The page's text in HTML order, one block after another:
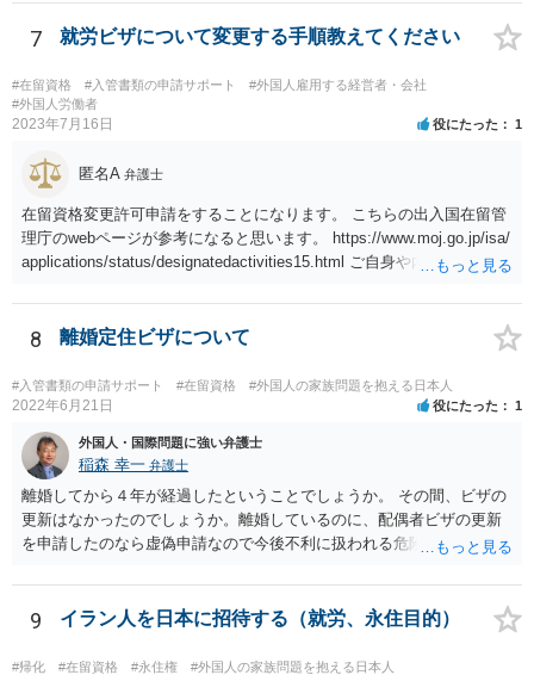
き、契約書の作成・チェックを多く行った経験があります。
7 就労ビザについて変更する手順教えてください
#在留資格 #入管書類の申請サポート
#外国人雇用する経営者・会社
#外国人労働者
2023年7月16日 役にたった 1
匿名A 弁護士
在留資格変更許可申請をすることになります。 こちらの出入国在留管
理庁のwebページが参考になると思います。 https://www.moj.go.jp/isa/
applications/status/designatedactivities15.html ご自身や内定先企業で
いる弁護士や行政書士に相談されるのが良いです。
8 離婚定住ビザについて
#入管書類の申請サポート #在留資格 #外国人の家族問題を抱える日本人
2022年6月21日 役にたった 1
外国人・国際問題に強い弁護士
稲森 幸一 弁護士
離婚してから４年が経過したということでしょうか。 その間、ビザの
更新はなかったのでしょうか。離婚しているのに、配偶者ビザの更新
を申請したのなら虚偽申請なので今後不利に扱われる危険がありま
しょうか。ただその場合も通用しないかもしれませんが、すぐに届け
る必要があることを知らなかったとしか言いようがないのかもしれま
せん。それが事実なら仕方ないです。その上で、今までに日本で真面
目に働いていたこと、今後の生活に十分困らないお金があることなど
9 イラン人を日本に招待する（就労、永住目的）
#帰化 #在留資格 #永住権
#外国人の家族問題を抱える日本人